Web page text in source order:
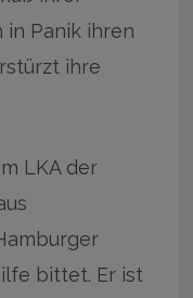
Panik ihren
ihre
LKA der
bittet. Er ist